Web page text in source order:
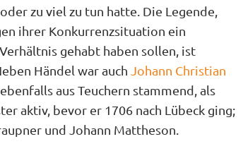
zu viel zu tun hatte. Die Legende,
ihrer Konkurrenzsituation ein
gehabt haben sollen, ist
Händel war auch Johann Christian
aus Teuchern stammend, als
aktiv, bevor er 1706 nach Lübeck ging;
und Johann Mattheson.